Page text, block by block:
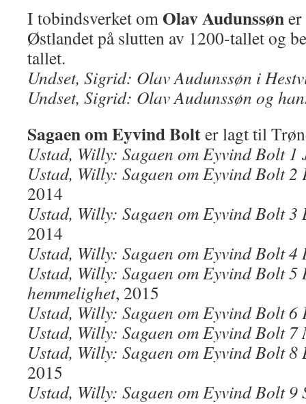
I tobindsverket om Olav Audunssøn
Østlandet på slutten av 1200-tallet og
tallet.
Undset, Sigrid: Olav Audunssøn i
Undset, Sigrid: Olav Audunssøn og
Sagaen om Eyvind Bolter lagt til
Ustad, Willy: Sagaen om Eyvind Bolt 1
Ustad, Willy: Sagaen om Eyvind Bolt
2014
Ustad, Willy: Sagaen om Eyvind Bolt 3
2014
Ustad, Willy: Sagaen om Eyvind Bolt 4
Ustad, Willy: Sagaen om Eyvind Bolt 5
hemmelighet, 2015
Ustad, Willy: Sagaen om Eyvind Bolt 6
Ustad, Willy: Sagaen om Eyvind Bolt
Ustad, Willy: Sagaen om Eyvind Bolt
2015
Ustad, Willy: Sagaen om Eyvind Bolt 9